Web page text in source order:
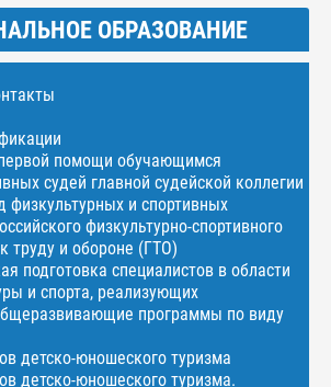
ОБРАЗОВАНИЕ
помощи обучающимся
судей главной судейской коллегии
физкультурных и спортивных
физкультурно-спортивного
труду и обороне (ГТО)
подготовка специалистов в области
и спорта, реализующих
программы по виду
детско-юношеского туризма
детско-юношеского туризма.